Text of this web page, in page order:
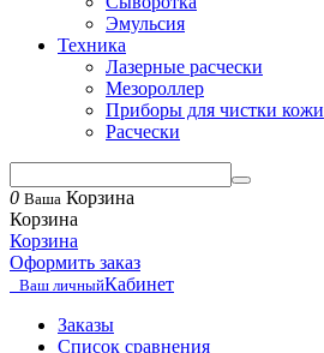
Эмульсия
Техника
Лазерные расчески
Мезороллер
Приборы для чистки кожи
Расчески
0 Ваша Корзина
Корзина
Корзина
Оформить заказ
Ваш личныйКабинет
Заказы
Список сравнения